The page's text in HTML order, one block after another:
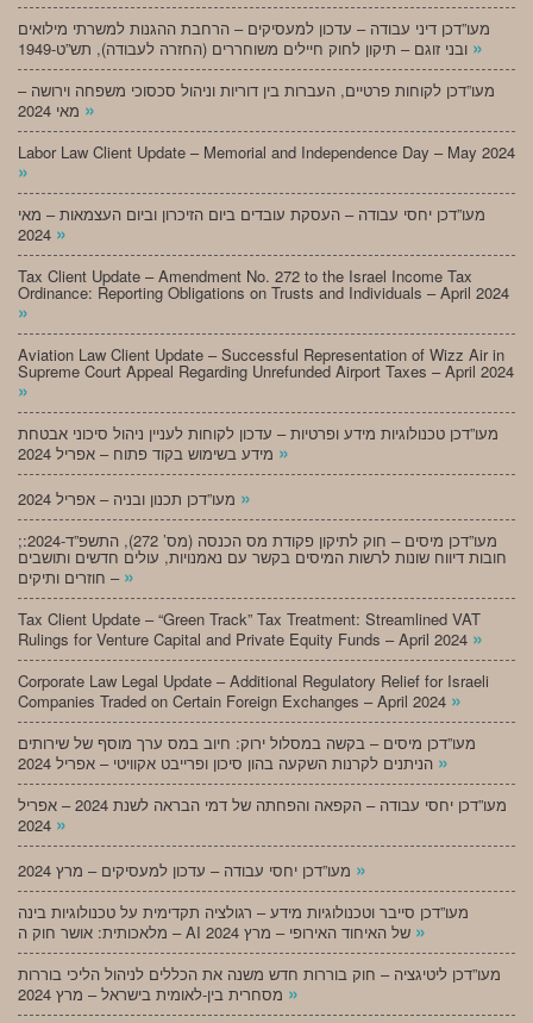
מעו”דכן דיני עבודה – עדכון למעסיקים – הרחבת ההגנות למשרתי מילואים
»
מעו”דכן לקוחות פרטיים, העברות בין דוריות וניהול סכסוכי משפחה וירושה –
»
Labor Law Client Update – Memorial and Independence Day – May 2024
»
מעו”דכן יחסי עבודה – העסקת עובדים ביום הזיכרון וביום העצמאות – מאי
»
Tax Client Update – Amendment No. 272 to the Israel Income Tax
Ordinance: Reporting Obligations on Trusts and Individuals – April 2024
»
Aviation Law Client Update – Successful Representation of Wizz Air in
Supreme Court Appeal Regarding Unrefunded Airport Taxes – April 2024
»
מעו”דכן טכנולוגיות מידע ופרטיות – עדכון לקוחות לעניין ניהול סיכוני אבטחת
»
»
;מעו”דכן מיסים – חוק לתיקון פקודת מס הכנסה (מס’ 272), התשפ”ד-2024:
חובות דיווח שונות לרשות המיסים בקשר עם נאמנויות, עולים חדשים ותושבים
חוזרים ותיקים – »
Tax Client Update – “Green Track” Tax Treatment: Streamlined VAT
Rulings for Venture Capital and Private Equity Funds – April 2024 »
Corporate Law Legal Update – Additional Regulatory Relief for Israeli
Companies Traded on Certain Foreign Exchanges – April 2024 »
מעו”דכן מיסים – בקשה במסלול ירוק: חיוב במס ערך מוסף של שירותים
»
מעו”דכן יחסי עבודה – הקפאה והפחתה של דמי הבראה לשנת 2024 – אפריל
»
»
מעו”דכן סייבר וטכנולוגיות מידע – רגולציה תקדימית על טכנולוגיות בינה
»
מעו”דכן ליטיגציה – חוק בוררות חדש משנה את הכללים לניהול הליכי בוררות
»